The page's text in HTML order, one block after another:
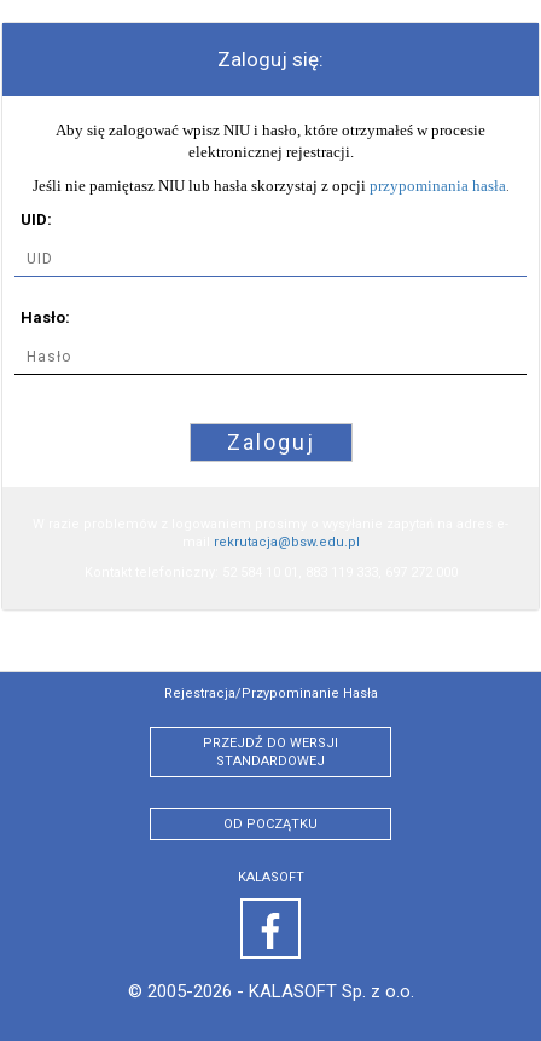
Zaloguj się:
Aby się zalogować wpisz NIU i hasło, które otrzymałeś w procesie
elektronicznej rejestracji.
Jeśli nie pamiętasz NIU lub hasła skorzystaj z opcji przypominania hasła.
UID:
Hasło:
Zaloguj
rekrutacja@bsw.edu.pl
Rejestracja/przypominanie Hasła
PRZEJDŹ DO WERSJI
STANDARDOWEJ
OD POCZĄTKU
KALASOFT
© 2005-2026 - KALASOFT Sp. z o.o.